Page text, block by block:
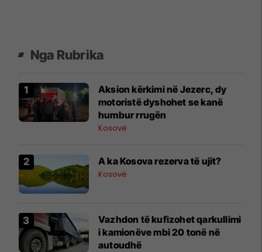
Nga Rubrika
Aksion kërkimi në Jezerc, dy
motoristë dyshohet se kanë
humbur rrugën
Kosovë
A ka Kosova rezerva të ujit?
Kosovë
Vazhdon të kufizohet qarkullimi
i kamionëve mbi 20 tonë në
autoudhë